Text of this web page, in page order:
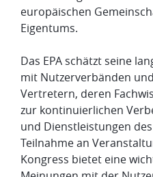
europäischen
Eigentums.
Das EPA schätzt seine
mit Nutzerverbänden
Vertretern, deren
zur kontinuierlichen
und Dienstleistungen
Teilnahme an
Kongress bietet eine